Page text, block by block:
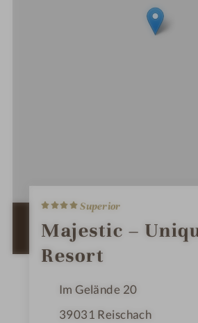
MAPS
4
S
t
e
r
n
e
Superior
Majestic –
Resort
Im Gelände 20
39031 Reischach